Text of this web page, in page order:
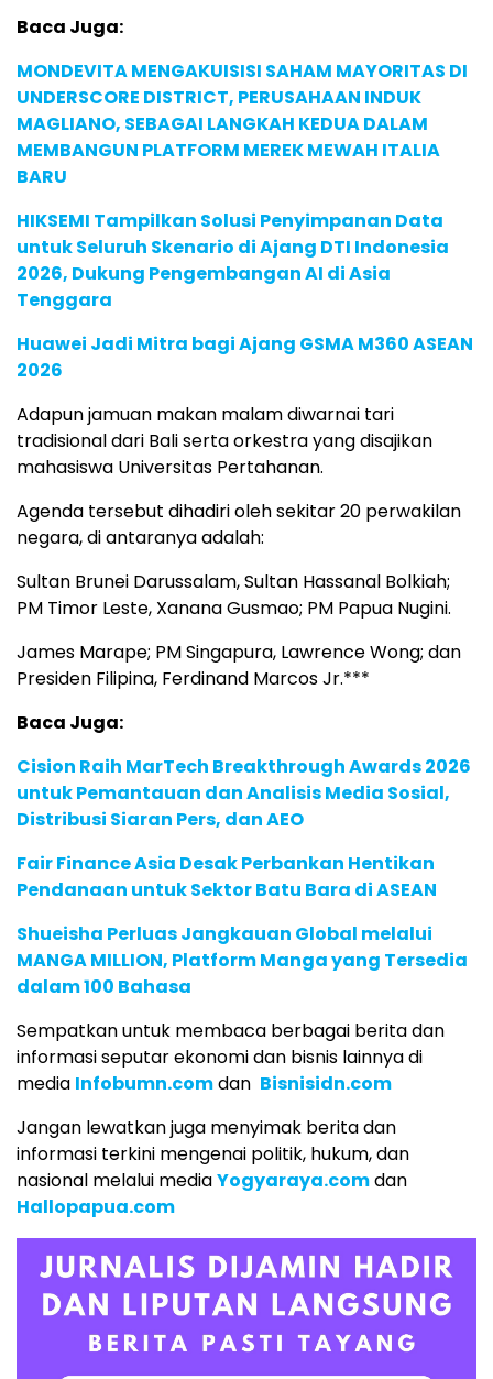
Baca Juga:
MONDEVITA MENGAKUISISI SAHAM MAYORITAS DI
UNDERSCORE DISTRICT, PERUSAHAAN INDUK
MAGLIANO, SEBAGAI LANGKAH KEDUA DALAM
MEMBANGUN PLATFORM MEREK MEWAH ITALIA
BARU
HIKSEMI Tampilkan Solusi Penyimpanan Data
untuk Seluruh Skenario di Ajang DTI Indonesia
2026, Dukung Pengembangan AI di Asia
Tenggara
Huawei Jadi Mitra bagi Ajang GSMA M360 ASEAN
2026
Adapun jamuan makan malam diwarnai tari
tradisional dari Bali serta orkestra yang disajikan
mahasiswa Universitas Pertahanan.
Agenda tersebut dihadiri oleh sekitar 20 perwakilan
negara, di antaranya adalah:
Sultan Brunei Darussalam, Sultan Hassanal Bolkiah;
PM Timor Leste, Xanana Gusmao; PM Papua Nugini.
James Marape; PM Singapura, Lawrence Wong; dan
Presiden Filipina, Ferdinand Marcos Jr.***
Baca Juga:
Cision Raih MarTech Breakthrough Awards 2026
untuk Pemantauan dan Analisis Media Sosial,
Distribusi Siaran Pers, dan AEO
Fair Finance Asia Desak Perbankan Hentikan
Pendanaan untuk Sektor Batu Bara di ASEAN
Shueisha Perluas Jangkauan Global melalui
MANGA MILLION, Platform Manga yang Tersedia
dalam 100 Bahasa
Sempatkan untuk membaca berbagai berita dan
informasi seputar ekonomi dan bisnis lainnya di
media Infobumn.comdan Bisnisidn.com
Jangan lewatkan juga menyimak berita dan
informasi terkini mengenai politik, hukum, dan
nasional melalui mediaYogyaraya.comdan
Hallopapua.com